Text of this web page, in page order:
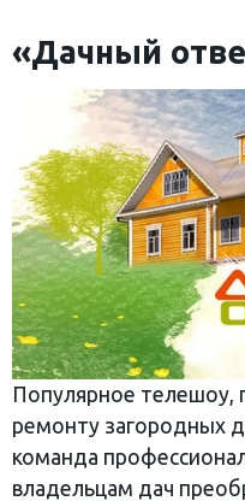
«Дачный
Популярное телешоу,
ремонту загородных
команда
владельцам дач